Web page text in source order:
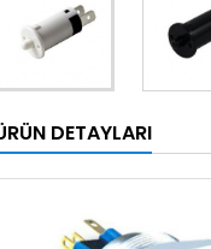
DETAYLARI